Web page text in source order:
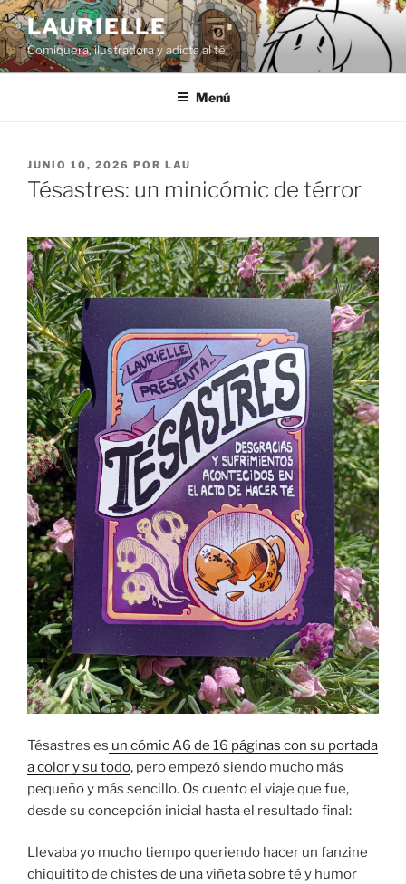
Saltar
al
contenido
LAURIELLE
Comiquera, ilustradora y adicta al té
Menú
PUBLICADO
EL
JUNIO 10, 2026 POR LAU
Tésastres: un minicómic de térror
Tésastres es un cómic A6 de 16 páginas con su portada
a color y su todo, pero empezó siendo mucho más
pequeño y más sencillo. Os cuento el viaje que fue,
desde su concepción inicial hasta el resultado final:
Llevaba yo mucho tiempo queriendo hacer un fanzine
chiquitito de chistes de una viñeta sobre té y humor